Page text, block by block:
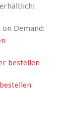
Demand:
bestellen